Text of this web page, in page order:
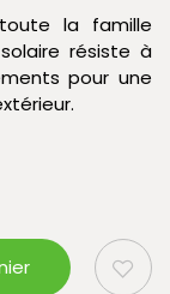
la famille
résiste à
pour une